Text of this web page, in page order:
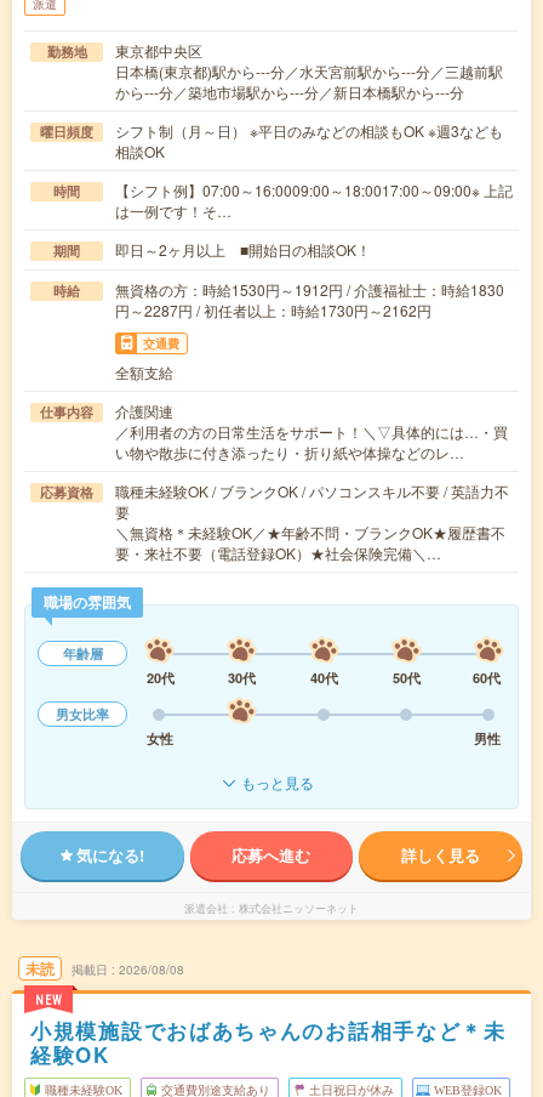
派遣
勤務地
東京都中央区
日本橋(東京都)駅から---分／水天宮前駅から---分／三越前駅
から---分／築地市場駅から---分／新日本橋駅から---分
曜日頻度
シフト制（月～日） ※平日のみなどの相談もOK ※週3なども
相談OK
時間
【シフト例】07:00～16:0009:00～18:0017:00～09:00※ 上記
は一例です！そ…
期間 即日～2ヶ月以上 ■開始日の相談OK！
時給
無資格の方：時給1530円～1912円 / 介護福祉士：時給1830
円～2287円 / 初任者以上：時給1730円～2162円
交通費
全額支給
仕事内容
介護関連
／利用者の方の日常生活をサポート！＼▽具体的には…・買
い物や散歩に付き添ったり・折り紙や体操などのレ…
応募資格
職種未経験OK / ブランクOK / パソコンスキル不要 / 英語力不
要
＼無資格＊未経験OK／★年齢不問・ブランクOK★履歴書不
要・来社不要（電話登録OK）★社会保険完備＼…
職場の雰囲気
年齢層
20代
30代 40代 50代
60代
男女比率
女性
男性
もっと見る
気になる! 応募へ進む 詳しく見る
派遣会社 株式会社ニッソーネット
未読
NEW
掲載日 2026/08/08
小規模施設でおばあちゃんのお話相手など＊未
経験OK
職種未経験OK 交通費別途支給あり 土日祝日が休み WEB登録OK